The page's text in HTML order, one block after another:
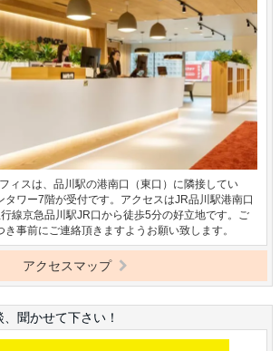
ィスは、品川駅の港南口（東口）に隣接してい
タワー7階が受付です。アクセスはJR品川駅港南口
線京急品川駅JR口から徒歩5分の好立地です。ご
事前にご連絡頂きますようお願い致します。
アクセスマップ
聞かせて下さい！